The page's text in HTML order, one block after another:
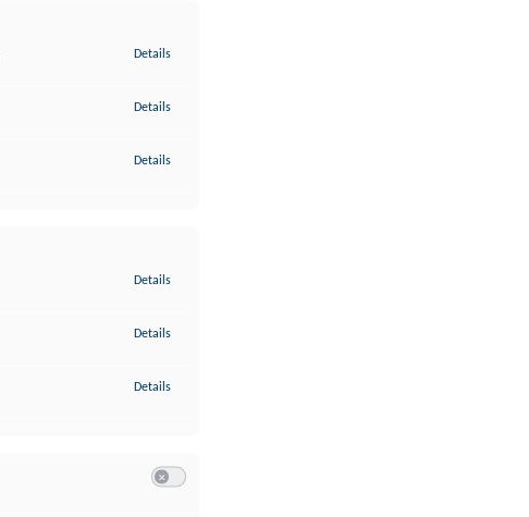
Details
Details
Details
Details
Details
Details